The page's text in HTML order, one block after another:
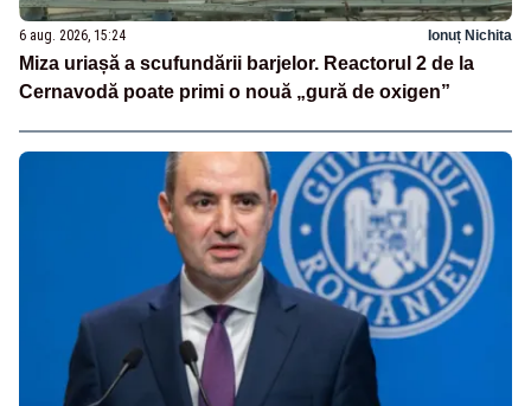
6 aug. 2026, 15:24 Ionuț Nichita
Miza uriașă a scufundării barjelor. Reactorul 2 de la
Cernavodă poate primi o nouă „gură de oxigen”